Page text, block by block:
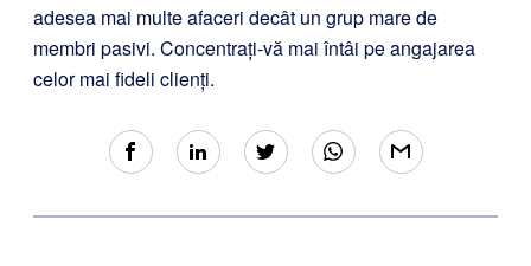
adesea mai multe afaceri decât un grup mare de
membri pasivi. Concentrați-vă mai întâi pe angajarea
celor mai fideli clienți.